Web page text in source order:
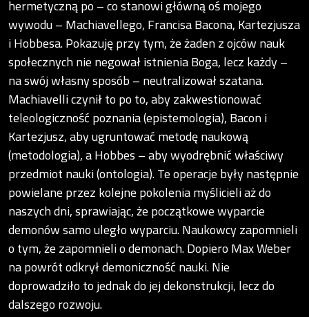
hermetyczną po – co stanowi główną oś mojego
wywodu – Machiavellego, Francisa Bacona, Kartezjusza
i Hobbesa. Pokazuję przy tym, że żaden z ojców nauk
społecznych nie negował istnienia Boga, lecz każdy –
na swój własny sposób – neutralizował szatana.
Machiavelli czynił to po to, aby zakwestionować
teleologiczność poznania (epistemologia), Bacon i
Kartezjusz, aby ugruntować metodę naukową
(metodologia), a Hobbes – aby wyodrębnić właściwy
przedmiot nauki (ontologia). Te operacje były następnie
powielane przez kolejne pokolenia myślicieli aż do
naszych dni, sprawiając, że początkowe wyparcie
demonów samo uległo wyparciu. Naukowcy zapomnieli
o tym, że zapomnieli o demonach. Dopiero Max Weber
na powrót odkrył demoniczność nauki. Nie
doprowadziło to jednak do jej dekonstrukcji, lecz do
dalszego rozwoju.